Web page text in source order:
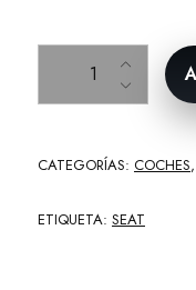
Logotipo SEAT
CATEGORÍAS: COCHES,
ETIQUETA: SEAT